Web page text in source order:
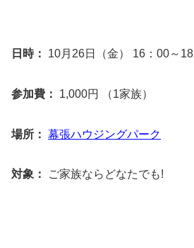
日時： 10月26日（金） 16：00～
参加費： 1,000円 （1家族）
場所： 幕張ハウジングパーク
対象： ご家族ならどなたでも!